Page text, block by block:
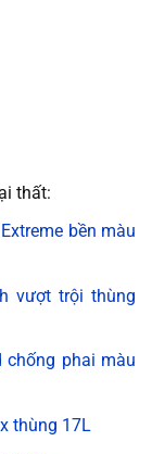
thất:
bền màu
vượt trội thùng
phai màu
thùng 17L